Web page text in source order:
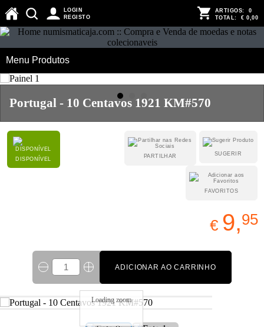
LOGIN
REGISTO
ARTIGOS: 0
TOTAL: € 0,00
Menu Produtos
Portugal - 10 Centavos 1921 KM#570
DISPONÍVEL
SUGERIR
PARTILHAR
FAVORITOS
€ 9,95
ADICIONAR AO CARRINHO
Loading zoom